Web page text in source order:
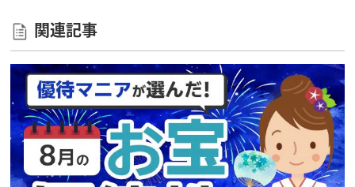
関連記事